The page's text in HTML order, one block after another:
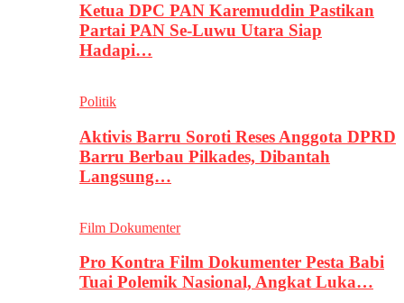
Ketua DPC PAN Karemuddin Pastikan
Partai PAN Se-Luwu Utara Siap
Hadapi…
Politik
Aktivis Barru Soroti Reses Anggota DPRD
Barru Berbau Pilkades, Dibantah
Langsung…
Film Dokumenter
Pro Kontra Film Dokumenter Pesta Babi
Tuai Polemik Nasional, Angkat Luka…